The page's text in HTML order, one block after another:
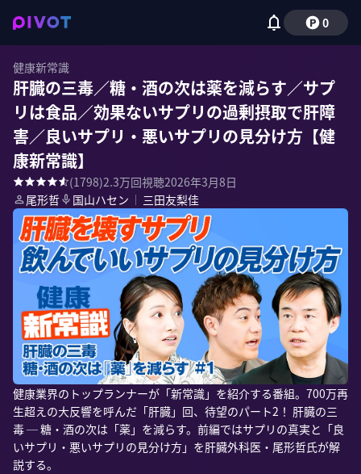
0
健康新常識
肝臓の三毒／糖・酒の次は薬を減らす／サプ
リは食品／効果ないサプリの過剰摂取で肝障
害／良いサプリ・悪いサプリの見分け方【健
康新常識】
(1798)2.3万回視聴2026年3月8日
尾形哲
国山ハセン ｜ 三田友梨佳
健康業界のトップランナーが「新常識」を紹介する番組。700万再
生超えの大反響を呼んだ「肝臓」回、待望のパート2！ 肝臓の三
毒 ─ 糖・酒の次は「薬」を減らす。前編ではサプリの真実と「良
いサプリ・悪いサプリの見分け方」を肝臓外科医・尾形哲氏が解
説する。